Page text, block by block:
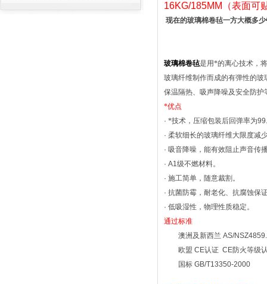
16KG/185MM （表面可
现在的玻璃棉卷毡一方大概多
玻璃棉卷毡是用*的离心技术，
玻璃纤维制作而成的有弹性的
保温隔热、吸声降噪及安全防
*优点
· *技术，压缩包装后回弹率为
· 柔软细长的玻璃纤维大限度减
· 吸音降噪，能有效阻止声音传
· A1级不燃材料。
· 施工简单，随意裁割。
· 抗菌防霉，耐老化、抗腐蚀保
· 低吸湿性，物理性质稳定。
通过标准
澳洲及新西兰 AS/
欧盟 CE认证 CE防火等级
国标 GB/T13350-2000